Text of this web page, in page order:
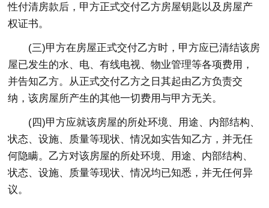
性付清房款后，甲方正式交付乙方房屋钥匙以及房屋产
权证书。
(三)甲方在房屋正式交付乙方时，甲方应已清结该房
屋已发生的水、电、有线电视、物业管理等各项费用，
并告知乙方。从正式交付乙方之日其起由乙方负责交
纳，该房屋所产生的其他一切费用与甲方无关。
(四)甲方应就该房屋的所处环境、用途、内部结构、
状态、设施、质量等现状、情况如实告知乙方，并无任
何隐瞒。乙方对该房屋的所处环境、用途、内部结构、
状态、设施、质量等现状、情况均已知悉，并无任何异
议。